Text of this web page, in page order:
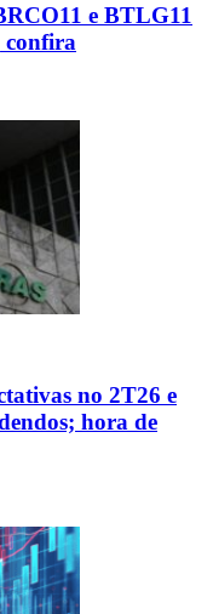
e BTLG11
confira
no 2T26 e
hora de